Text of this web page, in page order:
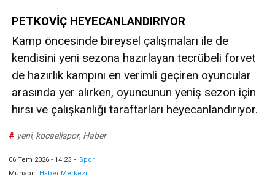
PETKOVİÇ HEYECANLANDIRIYOR
Kamp öncesinde bireysel çalışmaları ile de
kendisini yeni sezona hazırlayan tecrübeli forvet
de hazırlık kampını en verimli geçiren oyuncular
arasında yer alırken, oyuncunun yeniş sezon için
hırsı ve çalışkanlığı taraftarları heyecanlandırıyor.
# yeni, kocaelispor, Haber
06 Tem 2026 - 14:23 - Spor
Muhabir Haber Merkezi